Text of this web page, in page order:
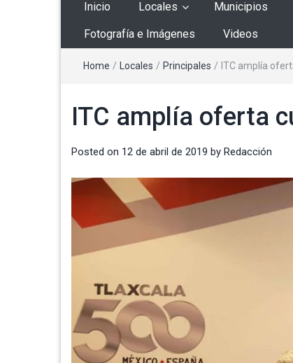
Inicio Locales Municipios
Fotografía e Imágenes Videos
Home / Locales / Principales / ITC amplía
ITC amplía oferta
Posted on 12 de abril de 2019 by Redacción